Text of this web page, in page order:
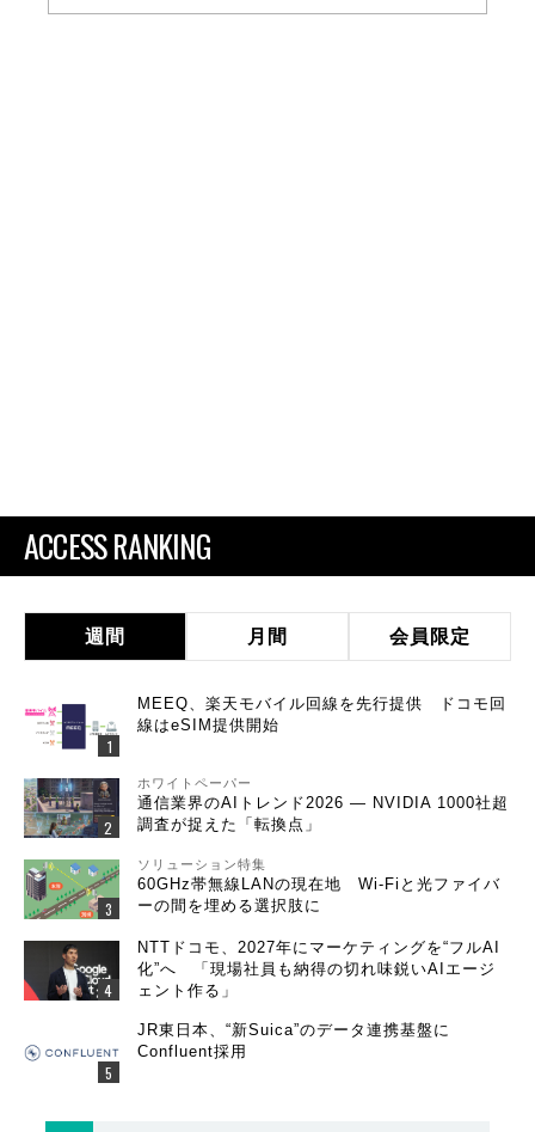
ACCESS RANKING
週間 月間 会員限定
MEEQ、楽天モバイル回線を先行提供 ドコモ回
線はeSIM提供開始
ホワイトペーパー
通信業界のAIトレンド2026 ― NVIDIA 1000社超
調査が捉えた「転換点」
ソリューション特集
60GHz帯無線LANの現在地 Wi-Fiと光ファイバ
ーの間を埋める選択肢に
NTTドコモ、2027年にマーケティングを“フルAI
化”へ 「現場社員も納得の切れ味鋭いAIエージ
ェント作る」
JR東日本、“新Suica”のデータ連携基盤に
Confluent採用